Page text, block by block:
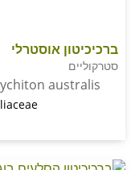
אוסטרלי
Brachychiton
Srerculiaceae